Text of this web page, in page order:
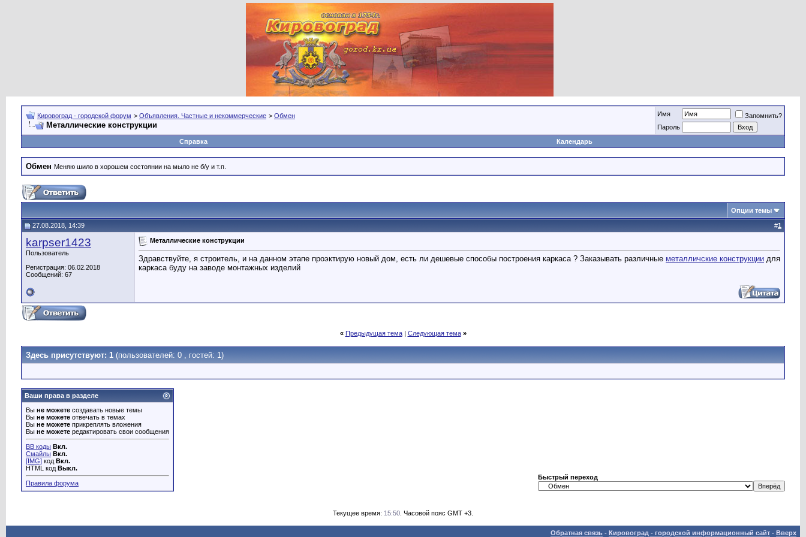
Кировоград - городской форум > Объявления. Частные и некоммерческие > Обмен
Металлические конструкции
Имя
Запомнить?
Пароль
Справка
Календарь
Обмен Меняю шило в хорошем состоянии на мыло не б/у и т.п.
Опции темы
27.08.2018, 14:39 #1
karpser1423
Пользователь
Регистрация: 06.02.2018
Сообщений: 67
Металлические конструкции
Здравствуйте, я строитель, и на данном этапе проэктирую новый дом, есть ли дешевые способы построения каркаса ? Заказывать различные металличские конструкции для
каркаса буду на заводе монтажных изделий
« Предыдущая тема| Следующая тема »
Здесь присутствуют: 1 (пользователей: 0 , гостей: 1)
Ваши права в разделе
Вы не можете создавать новые темы
Вы не можете отвечать в темах
Вы не можете прикреплять вложения
Вы не можете редактировать свои сообщения
BB коды Вкл.
Смайлы Вкл.
[IMG] код Вкл.
HTML код Выкл.
Правила форума
Быстрый переход
Текущее время: 15:50 . Часовой пояс GMT +3.
Обратная связь - Кировоград - городской информационный сайт - Вверх